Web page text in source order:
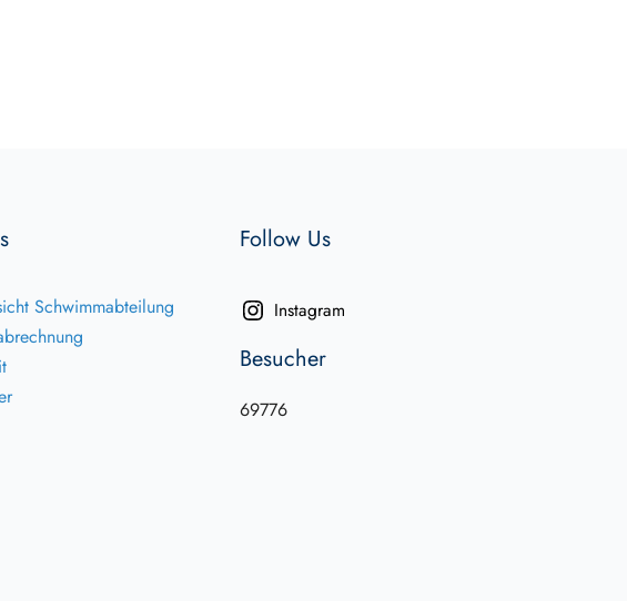
Schwimmabteilung
Follow Us
Instagram
Besucher
69776